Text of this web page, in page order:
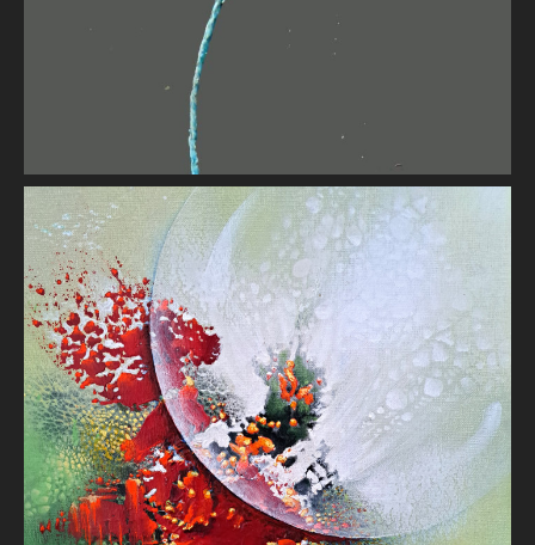
Fabulle
Yves L'Avouillette